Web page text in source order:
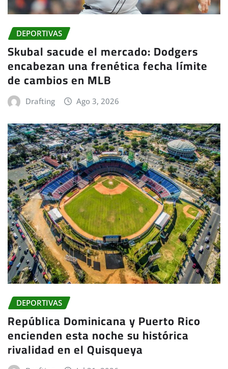
DEPORTIVAS
Skubal sacude el mercado: Dodgers
encabezan una frenética fecha límite
de cambios en MLB
Drafting Ago 3, 2026
DEPORTIVAS
República Dominicana y Puerto Rico
encienden esta noche su histórica
rivalidad en el Quisqueya